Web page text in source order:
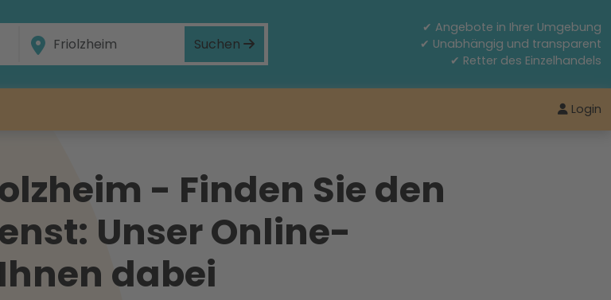
Suchen
✔ Angebote in Ihrer Umgebung
✔ Unabhängig und transparent
✔ Retter des Einzelhandels
Login
- Finden Sie den
Unser Online-
dabei